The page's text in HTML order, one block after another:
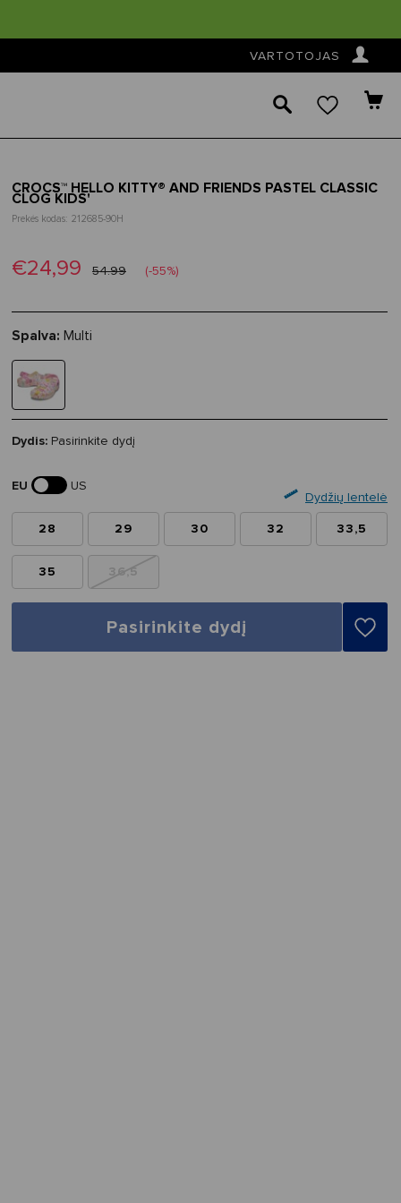
VARTOTOJAS 👤
🔎
CROCS™ HELLO KITTY® AND FRIENDS PASTEL CLASSIC
CLOG KIDS'
Prekės kodas: 212685-90H
€24,99 54.99 (-55%)
Spalva: Multi
Dydis: Pasirinkite dydį
EU
US
Dydžių lentelė
28 29 30 32 33,5
35 36,5
Pasirinkite dydį